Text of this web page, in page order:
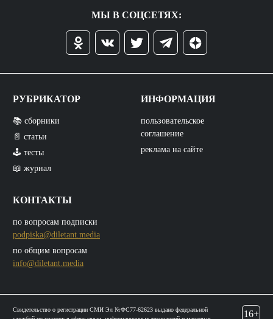
МЫ В СОЦСЕТЯХ:
РУБРИКАТОР
📚 сборники
📄 статьи
🕹️ тесты
📖 журнал
КОНТАКТЫ
по вопросам подписки
podpiska@diletant.media
по общим вопросам
info@diletant.media
ИНФОРМАЦИЯ
пользовательское
соглашение
реклама на сайте
Свидетельство о регистрации СМИ Эл №ФС77-62623 выдано федеральной
16+